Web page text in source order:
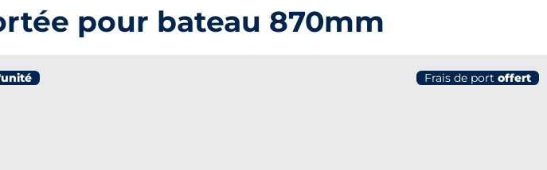
pour bateau 870mm
Frais de port offert